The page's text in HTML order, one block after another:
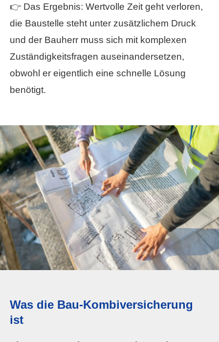
👉 Das Ergebnis: Wertvolle Zeit geht verloren,
die Baustelle steht unter zusätzlichem Druck
und der Bauherr muss sich mit komplexen
Zuständigkeitsfragen auseinandersetzen,
obwohl er eigentlich eine schnelle Lösung
benötigt.
Was die Bau-Kombiversicherung
ist